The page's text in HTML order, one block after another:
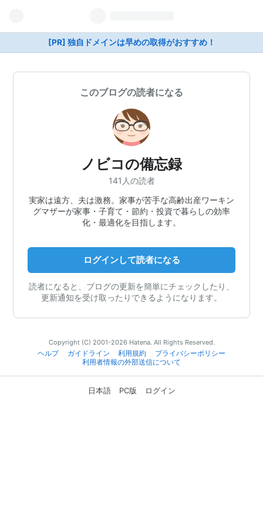
[PR] 独自ドメインは早めの取得がおすすめ！
このブログの読者になる
ノビコの備忘録
141人の読者
実家は遠方、夫は激務。家事が苦手な高齢出産ワーキン
グマザーが家事・子育て・節約・投資で暮らしの効率
化・最適化を目指します。
ログインして読者になる
読者になると、ブログの更新を簡単にチェックしたり、
更新通知を受け取ったりできるようになります。
Copyright (C) 2001-2026 Hatena. All Rights Reserved.
ヘルプ
ガイドライン 利用規約
プライバシーポリシー
利用者情報の外部送信について
日本語 PC版 ログイン